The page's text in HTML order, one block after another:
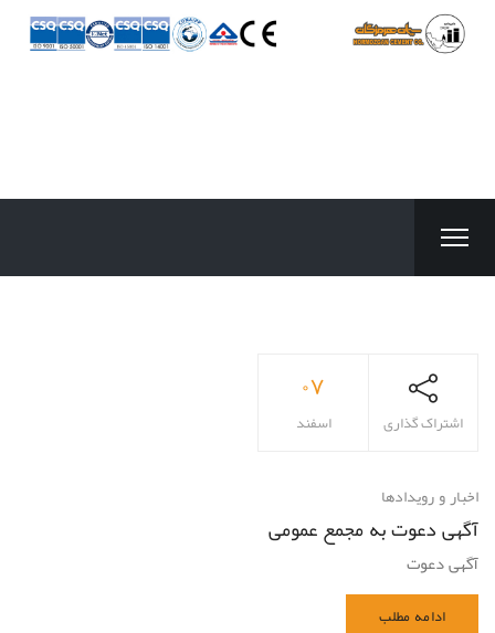
۰۷
اسفند اشتراک گذاری
اخبار و رویدادها
آگهی دعوت به مجمع عمومی
آگهی دعوت
ادامه مطلب